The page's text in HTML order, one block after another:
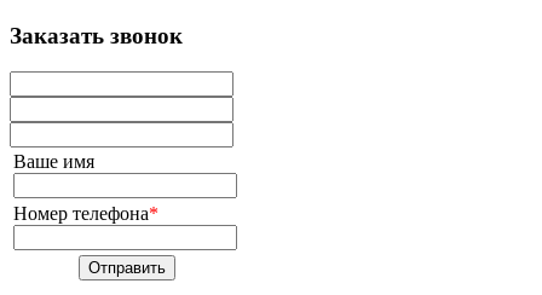
Заказать звонок
Ваше имя
Номер телефона*
Отправить